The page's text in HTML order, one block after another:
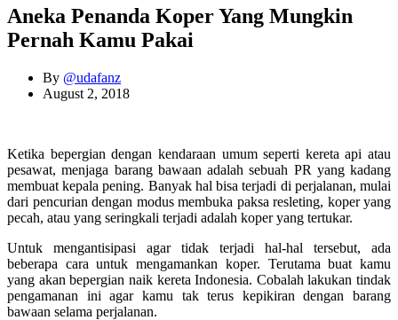
Aneka Penanda Koper Yang Mungkin
Pernah Kamu Pakai
By @udafanz
August 2, 2018
Ketika bepergian dengan kendaraan umum seperti kereta api atau
pesawat, menjaga barang bawaan adalah sebuah PR yang kadang
membuat kepala pening. Banyak hal bisa terjadi di perjalanan, mulai
dari pencurian dengan modus membuka paksa resleting, koper yang
pecah, atau yang seringkali terjadi adalah koper yang tertukar.
Untuk mengantisipasi agar tidak terjadi hal-hal tersebut, ada
beberapa cara untuk mengamankan koper. Terutama buat kamu
yang akan bepergian naik kereta Indonesia. Cobalah lakukan tindak
pengamanan ini agar kamu tak terus kepikiran dengan barang
bawaan selama perjalanan.